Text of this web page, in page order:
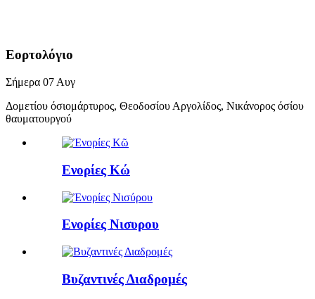
Εορτολόγιο
Σήμερα 07 Αυγ
Δομετίου όσιομάρτυρος, Θεοδοσίου Αργολίδος, Νικάνορος όσίου
θαυματουργού
Ενορίες Κώ
Ενορίες Νισυρου
Βυζαντινές Διαδρομές